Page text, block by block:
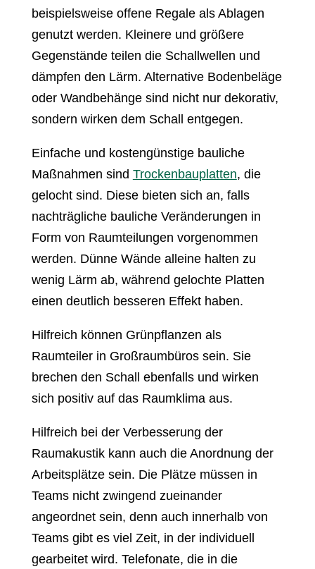
beispielsweise offene Regale als Ablagen
genutzt werden. Kleinere und größere
Gegenstände teilen die Schallwellen und
dämpfen den Lärm. Alternative Bodenbeläge
oder Wandbehänge sind nicht nur dekorativ,
sondern wirken dem Schall entgegen.
Einfache und kostengünstige bauliche
Maßnahmen sind Trockenbauplatten, die
gelocht sind. Diese bieten sich an, falls
nachträgliche bauliche Veränderungen in
Form von Raumteilungen vorgenommen
werden. Dünne Wände alleine halten zu
wenig Lärm ab, während gelochte Platten
einen deutlich besseren Effekt haben.
Hilfreich können Grünpflanzen als
Raumteiler in Großraumbüros sein. Sie
brechen den Schall ebenfalls und wirken
sich positiv auf das Raumklima aus.
Hilfreich bei der Verbesserung der
Raumakustik kann auch die Anordnung der
Arbeitsplätze sein. Die Plätze müssen in
Teams nicht zwingend zueinander
angeordnet sein, denn auch innerhalb von
Teams gibt es viel Zeit, in der individuell
gearbeitet wird. Telefonate, die in die